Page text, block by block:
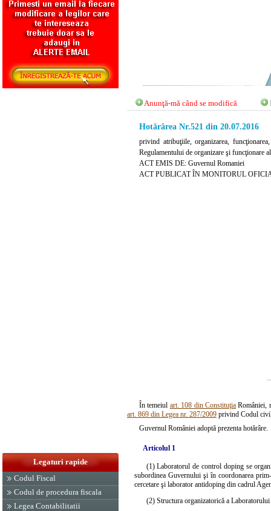
Legaturi rapide
Codul Fiscal
Codul de procedura fiscala
Legea Contabilitatii
Anunţă-mă când se modifică
Hotărârea Nr.521 din 20.07.2016
privind atribuţiile, organizarea,
Regulamentului de organizare şi funcţionare
ACT EMIS DE: Guvernul Romaniei
ACT PUBLICAT ÎN MONITORUL
În temeiul art. 108 din Constituţia României,
art. 869 din Legea nr. 287/2009 privind Codul
Guvernul României adoptă prezenta hotărâre.
Articolul 1
(1) Laboratorul de control doping se
subordinea Guvernului şi în coordonarea
cercetare şi laborator antidoping din cadrul
(2) Structura organizatorică a